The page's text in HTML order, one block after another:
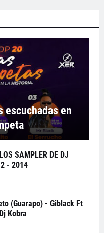
escuchadas en
SAMPLER DE DJ
2 - 2014
(Guarapo) - Giblack Ft
Kobra